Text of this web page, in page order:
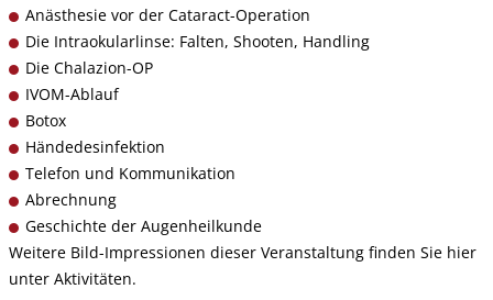
Anästhesie vor der Cataract-Operation
Die Intraokularlinse: Falten, Shooten, Handling
Die Chalazion-OP
IVOM-Ablauf
Botox
Händedesinfektion
Telefon und Kommunikation
Abrechnung
Geschichte der Augenheilkunde
Weitere Bild-Impressionen dieser Veranstaltung finden Sie hier
unter Aktivitäten.